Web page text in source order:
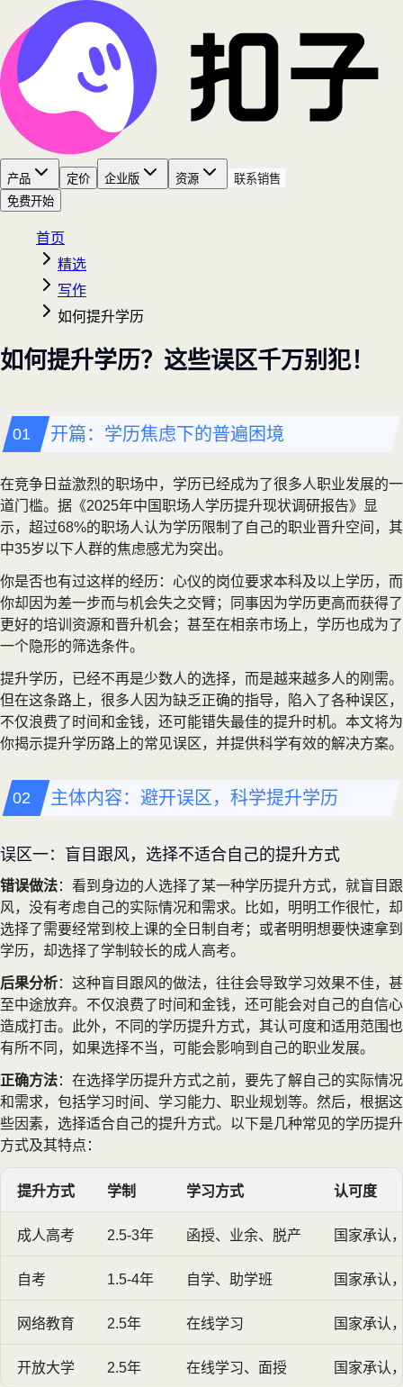
产品 定价 企业版 资源
联系销售
免费开始
首页
精选
写作
如何提升学历
如何提升学历？这些误区千万别犯！
开篇：学历焦虑下的普遍困境
在竞争日益激烈的职场中，学历已经成为了很多人职业发展的一
道门槛。据《2025年中国职场人学历提升现状调研报告》显
示，超过68%的职场人认为学历限制了自己的职业晋升空间，其
中35岁以下人群的焦虑感尤为突出。
你是否也有过这样的经历：心仪的岗位要求本科及以上学历，而
你却因为差一步而与机会失之交臂；同事因为学历更高而获得了
更好的培训资源和晋升机会；甚至在相亲市场上，学历也成为了
一个隐形的筛选条件。
提升学历，已经不再是少数人的选择，而是越来越多人的刚需。
但在这条路上，很多人因为缺乏正确的指导，陷入了各种误区，
不仅浪费了时间和金钱，还可能错失最佳的提升时机。本文将为
你揭示提升学历路上的常见误区，并提供科学有效的解决方案。
主体内容：避开误区，科学提升学历
误区一：盲目跟风，选择不适合自己的提升方式
错误做法：看到身边的人选择了某一种学历提升方式，就盲目跟
风，没有考虑自己的实际情况和需求。比如，明明工作很忙，却
选择了需要经常到校上课的全日制自考；或者明明想要快速拿到
学历，却选择了学制较长的成人高考。
后果分析：这种盲目跟风的做法，往往会导致学习效果不佳，甚
至中途放弃。不仅浪费了时间和金钱，还可能会对自己的自信心
造成打击。此外，不同的学历提升方式，其认可度和适用范围也
有所不同，如果选择不当，可能会影响到自己的职业发展。
正确方法：在选择学历提升方式之前，要先了解自己的实际情况
和需求，包括学习时间、学习能力、职业规划等。然后，根据这
些因素，选择适合自己的提升方式。以下是几种常见的学历提升
方式及其特点：
提升方式 学制 学习方式 认可度
成人高考 2.5-3年 函授、业余、脱产 国家承认
自考 1.5-4年 自学、助学班 国家承认
网络教育 2.5年 在线学习 国家承认
开放大学 2.5年 在线学习、面授 国家承认